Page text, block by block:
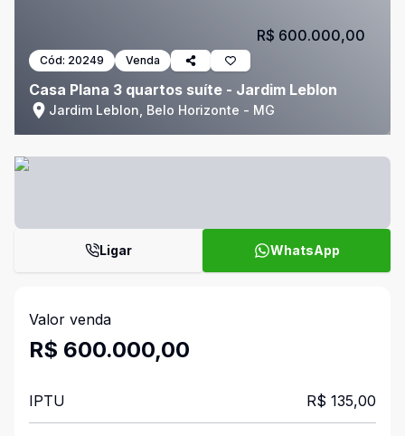
Cód: 20249 Venda
Casa Plana 3 quartos suíte - Jardim Leblon
Jardim Leblon, Belo Horizonte - MG
R$ 600.000,00
Ligar WhatsApp
Valor venda
R$ 600.000,00
IPTU R$ 135,00